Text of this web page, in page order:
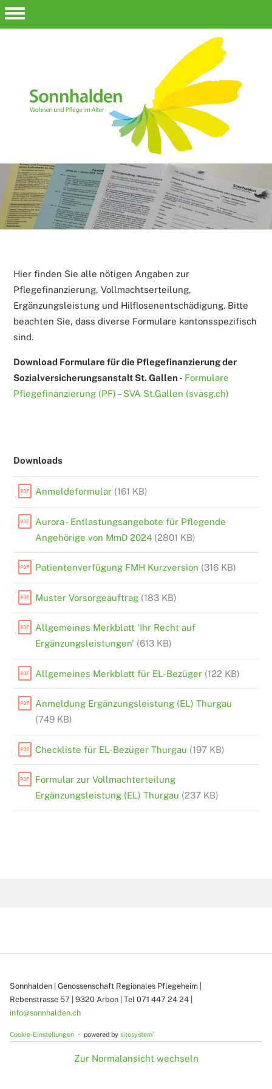
Hier finden Sie alle nötigen Angaben zur
Pflegefinanzierung, Vollmachtserteilung,
Ergänzungsleistung und Hilflosenentschädigung. Bitte
beachten Sie, dass diverse Formulare kantonsspezifisch
sind.
Download Formulare für die Pflegefinanzierung der
Sozialversicherungsanstalt St. Gallen - Formulare
Pflegefinanzierung (PF) – SVA St.Gallen (svasg.ch)
Downloads
Anmeldeformular (161 KB)
Aurora - Entlastungsangebote für Pflegende
Angehörige von MmD 2024 (2801 KB)
Patientenverfügung FMH Kurzversion (316 KB)
Muster Vorsorgeauftrag (183 KB)
Allgemeines Merkblatt 'Ihr Recht auf
Ergänzungsleistungen' (613 KB)
Allgemeines Merkblatt für EL-Bezüger (122 KB)
Anmeldung Ergänzungsleistung (EL) Thurgau
(749 KB)
Checkliste für EL-Bezüger Thurgau (197 KB)
Formular zur Vollmachterteilung
Ergänzungsleistung (EL) Thurgau (237 KB)
Sonnhalden | Genossenschaft Regionales Pflegeheim |
Rebenstrasse 57 | 9320 Arbon | Tel 071 447 24 24 |
info@sonnhalden.ch
Cookie-Einstellungen powered bysitesystem®
Zur Normalansicht wechseln